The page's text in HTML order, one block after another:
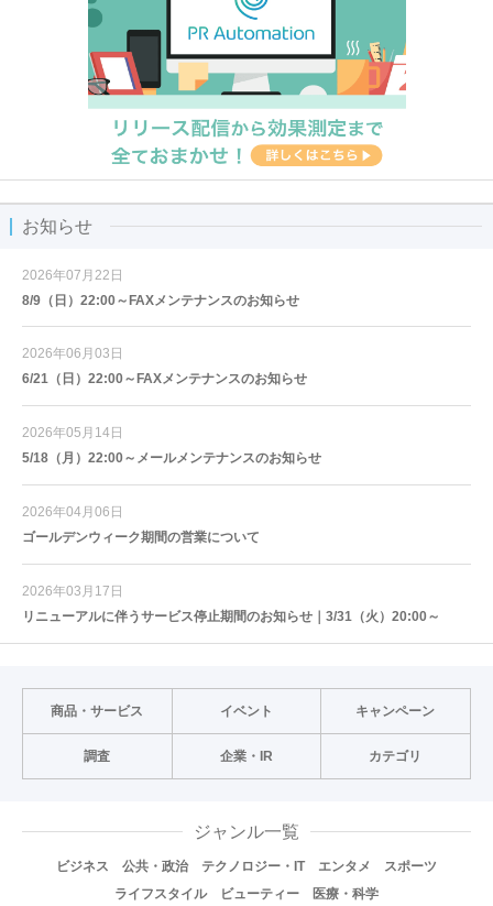
お知らせ
2026年07月22日
8/9（日）22:00～FAXメンテナンスのお知らせ
2026年06月03日
6/21（日）22:00～FAXメンテナンスのお知らせ
2026年05月14日
5/18（月）22:00～メールメンテナンスのお知らせ
2026年04月06日
ゴールデンウィーク期間の営業について
2026年03月17日
リニューアルに伴うサービス停止期間のお知らせ｜3/31（火）20:00～
商品・サービス イベント キャンペーン
調査 企業・IR カテゴリ
ジャンル一覧
ビジネス 公共・政治 テクノロジー・IT エンタメ
スポーツ
ライフスタイル
ビューティー 医療・科学